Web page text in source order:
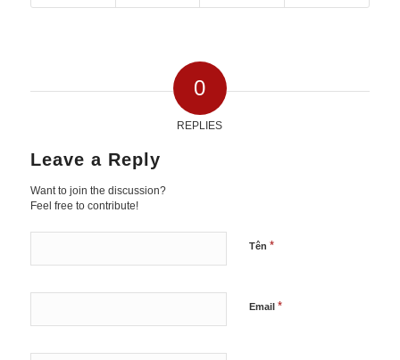
0
REPLIES
Leave a Reply
Want to join the discussion?
Feel free to contribute!
Tên *
Email *